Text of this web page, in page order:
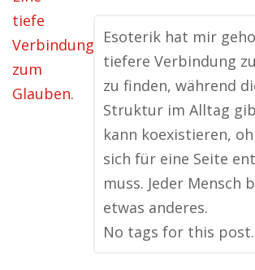
Esoterik hat mir
tiefere Verbindung
zu finden, während
Struktur im Alltag
kann koexistieren,
sich für eine Seite
muss. Jeder Mensch
etwas anderes.
No tags for this post.